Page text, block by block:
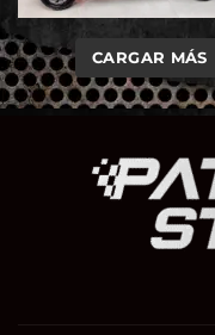
CARGAR MÁS